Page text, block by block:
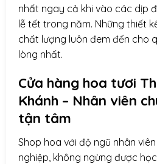
nhất ngay cả khi vào các dịp
lễ tết trong năm. Những thiết
chất lượng luôn đem đến cho
lòng nhất.
Cửa hàng hoa tươi
Khánh – Nhân viên
tận tâm
Shop hoa với độ ngũ nhân
nghiệp, không ngừng được